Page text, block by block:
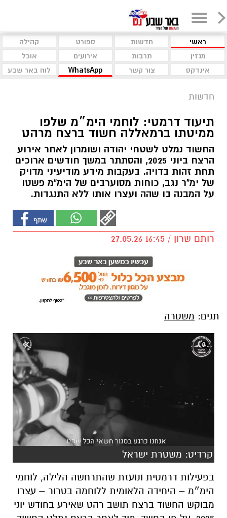
ראשי חדשות ספורט
קהילה
מגזין
תרבות אירועים
אוכל
אינדקס
צור קשר WhatsApp לוח באר שבע
חדשות
תיעוד דרמטי: לוחמי הימ״מ שלפו
ממיטתו ברמאללה חשוד ברצח מרהט
החשוד נמלט לשטחי יהודה ושומרון לאחר אירוע
הרצח ביוני 2025, והסתתר במשך חודשים ארוכים
תחת זהות בדויה. בעקבות מידע מודיעיני מדויק
של ימ"ר נגב, כוחות מסוערבים של הימ"מ פשטו
על המבנה בו שהה ועצרו אותו ללא התנגדות.
רותם שרון / 16:45 27.05.26
קרדיט: משטרת ישראל
בפעילות דרמטית ונועזת שהתרחשה הלילה, לוחמי
הימ״מ – היחידה הלאומית ללוחמה בטרור – עצרו
מבוקש החשוד ברצח תושב רהט שאירע בחודש יוני
לשטחי יהודה ושומרון, שם הסתתר לאורך התקופה
כשהוא מתנהל תחת זהות בדויה בניסיון לחמוק
מאימת הדין.